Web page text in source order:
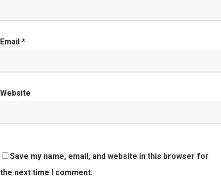
Email *
Website
Save my name, email, and website in this browser for
the next time I comment.